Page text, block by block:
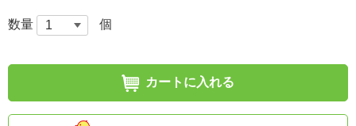
数量 個
カートに入れる